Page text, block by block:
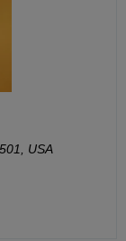
USA